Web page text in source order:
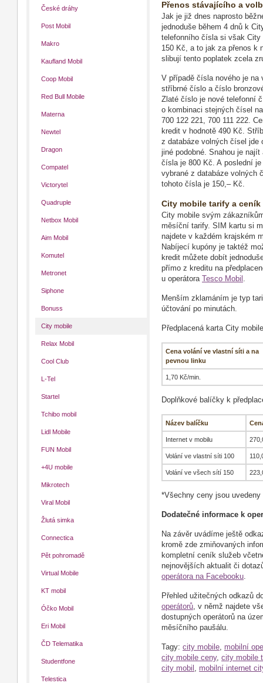
Přenos stávajícího a
Jak je již dnes naprosto
jednoduše během 4 dnů k
telefonního čísla si však City
150 Kč, a to jak za přenos k
slibují tento poplatek zcela
V případě čísla nového je na
stříbrné číslo a číslo
Zlaté číslo je nové telefonní
o kombinaci stejných čísel
700 122 221, 700 111 222.
kredit v hodnotě 490 Kč.
z databáze volných čísel jde
jiné podobné. Snahou je
čísla je 800 Kč. A poslední
vybrané z databáze volných
tohoto čísla je 150,– Kč.
City mobile tarify a ceník
City mobile svým
měsíční tarify. SIM kartu si
najdete v každém krajském
Nabíjecí kupóny je taktéž
kredit můžete dobít
přímo z kreditu na
u operátora
Tesco Mobil .
Menším zklamáním je typ
účtování po minutách.
Předplacená karta City
Cena volání ve vlastní síti a na
pevnou linku
1,70 Kč/min.
Doplňkové balíčky k
Název balíčku
Internet v mobilu
Volání ve vlastní síti 100
Volání ve všech sítí 150
*Všechny ceny jsou uvedeny
Dodatečné informace k
Na závěr uvádíme ještě
kromě zde zmiňovaných
kompletní ceník služeb
nejnovějších aktualit či
operátora na Facebooku.
Přehled užitečných odkazů
operátorů, v němž najdete
dostupných operátorů na
měsíčního paušálu.
Tagy: city mobile, mobilní
city mobile ceny, city mobile
city mobil , mobilní internet
České dráhy
Post Mobil
Makro
Kaufland Mobil
Coop Mobil
Red Bull Mobile
Materna
Newtel
Dragon
Compatel
Victorytel
Quadruple
Netbox Mobil
Aim Mobil
Komutel
Metronet
Siphone
Bonuss
City mobile
Relax Mobil
Cool Club
L-Tel
Startel
Tchibo mobil
Lidl Mobile
FUN Mobil
+4U mobile
Mikrotech
Viral Mobil
Žlutá simka
Connectica
Pět pohromadě
Virtual Mobile
KT mobil
Óčko Mobil
Eri Mobil
ČD Telematika
Studentfone
Telestica